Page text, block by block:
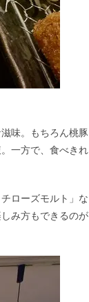
味。もちろん桃豚
一方で、食べきれ
ローズモルト」な
み方もできるのが